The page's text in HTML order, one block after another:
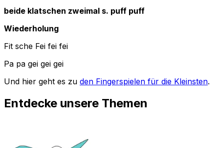
beide klatschen zweimal s. puff puff
Wiederholung
Fit sche Fei fei fei
Pa pa gei gei gei
Und hier geht es zu den Fingerspielen für die Kleinsten.
Entdecke unsere Themen